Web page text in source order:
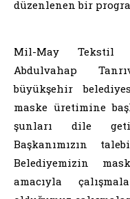
düzenlenen bir
Mil-May Tekstil
Abdulvahap
büyükşehir
maske üretimine
şunları dile
Başkanımızın
Belediyemizin
amacıyla